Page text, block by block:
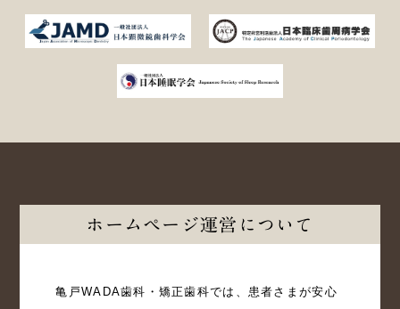
ホームページ運営について
亀戸WADA歯科・矯正歯科では、患者さまが安心